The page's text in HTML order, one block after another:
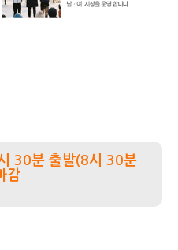
30분 출발(8시 30분
감